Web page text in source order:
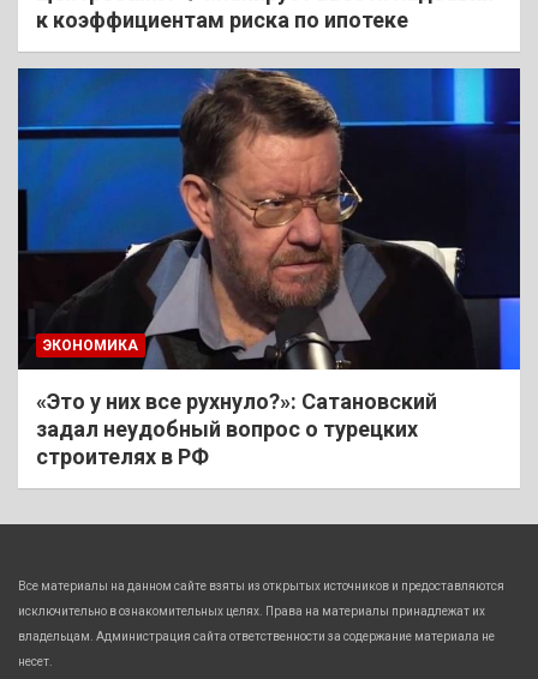
к коэффициентам риска по ипотеке
ЭКОНОМИКА
«Это у них все рухнуло?»: Сатановский
задал неудобный вопрос о турецких
строителях в РФ
Все материалы на данном сайте взяты из открытых источников и предоставляются
исключительно в ознакомительных целях. Права на материалы принадлежат их
владельцам. Администрация сайта ответственности за содержание материала не
несет.